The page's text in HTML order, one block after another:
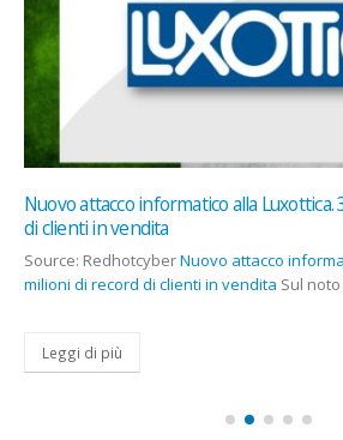
Nuovo attacco informatico alla
di clienti in vendita
Source: RedhotcyberNuovo attacco
milioni di record di clienti in vendita Sul
Leggi di più